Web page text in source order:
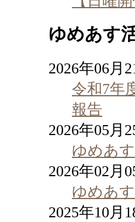
ゆめあす
2026年06月
令和7年
報告
2026年05月
ゆめあ
2026年02月
ゆめあ
2025年10月